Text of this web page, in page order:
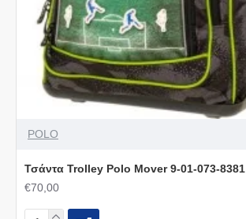
POLO
Τσάντα Trolley Polo Mover 9-01-073-8381
€70,00